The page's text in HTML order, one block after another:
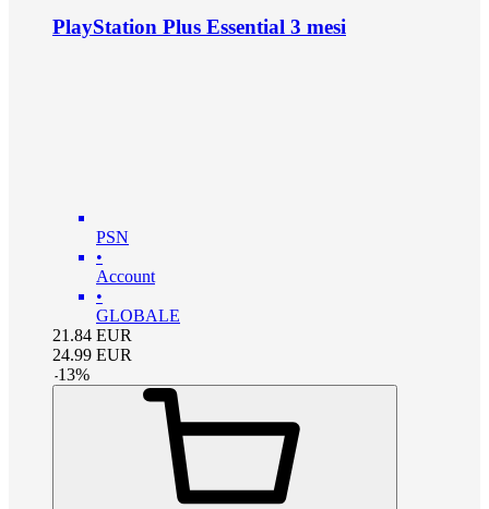
PlayStation Plus Essential 3 mesi
PSN
•
Account
•
GLOBALE
21.84 EUR
24.99 EUR
-13%